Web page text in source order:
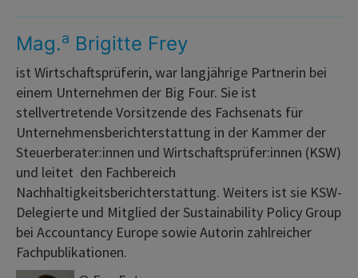
Mag.a Brigitte Frey
ist Wirtschaftsprüferin, war langjährige Partnerin bei
einem Unternehmen der Big Four. Sie ist
stellvertretende Vorsitzende des Fachsenats für
Unternehmensberichterstattung in der Kammer der
Steuerberater:innen und Wirtschaftsprüfer:innen (KSW)
und leitet den Fachbereich
Nachhaltigkeitsberichterstattung. Weiters ist sie KSW-
Delegierte und Mitglied der Sustainability Policy Group
bei Accountancy Europe sowie Autorin zahlreicher
Fachpublikationen.